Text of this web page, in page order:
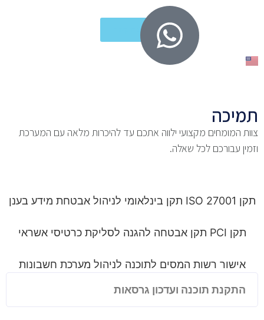
צרו קשר
מקצועי ילווה אתכם עד להיכרות מלאה עם המערכת
לכל שאלה.
רשות המסים לתוכנה לניהול מערכת חשבונות
תוכנה ועדכון גרסאות